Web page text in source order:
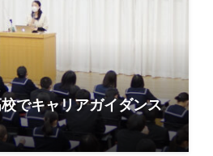
でキャリアガイダンス